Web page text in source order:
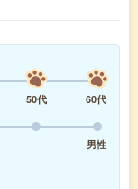
50代
60代
男性